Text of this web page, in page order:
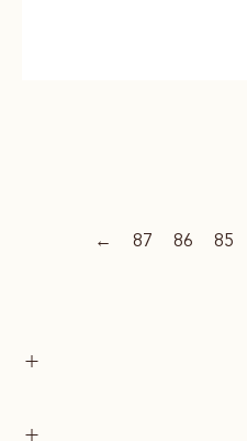
85
86
87
←